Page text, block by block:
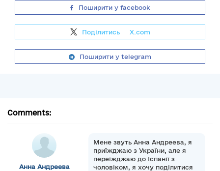
Поширити у facebook
Поділитись X.com
Поширити у telegram
Comments:
Анна Андреева
Мене звуть Анна Андреева, я
приїжджаю з України, але я
переїжджаю до Іспанії з
чоловіком, я хочу поділитися